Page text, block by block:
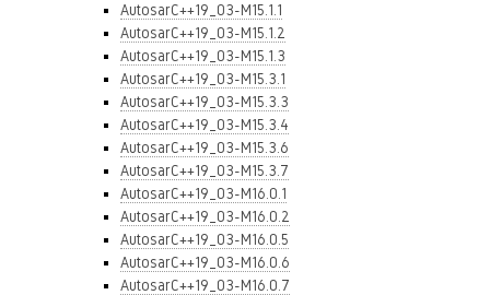
AutosarC++19_03-M15.1.1
AutosarC++19_03-M15.1.2
AutosarC++19_03-M15.1.3
AutosarC++19_03-M15.3.1
AutosarC++19_03-M15.3.3
AutosarC++19_03-M15.3.4
AutosarC++19_03-M15.3.6
AutosarC++19_03-M15.3.7
AutosarC++19_03-M16.0.1
AutosarC++19_03-M16.0.2
AutosarC++19_03-M16.0.5
AutosarC++19_03-M16.0.6
AutosarC++19_03-M16.0.7